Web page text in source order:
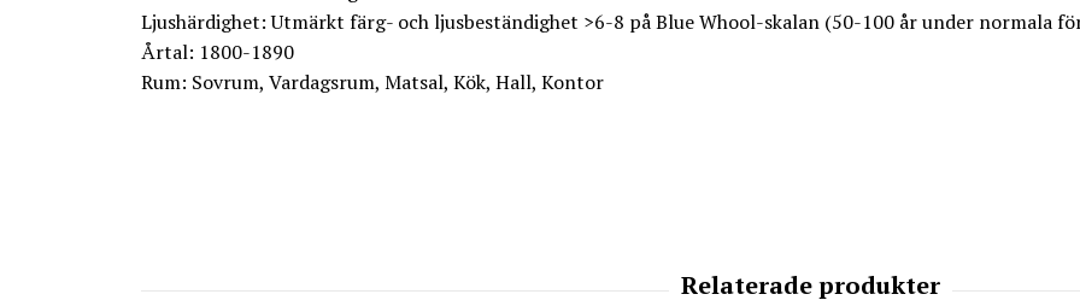
Ljushärdighet: Utmärkt färg- och ljusbeständighet >6-8 på Blue Whool-skalan (50-100 år under normala
Årtal: 1800-1890
Rum: Sovrum, Vardagsrum, Matsal, Kök, Hall, Kontor